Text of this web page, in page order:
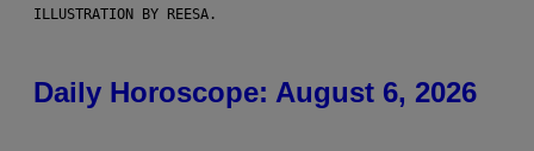
ILLUSTRATION BY REESA.
Daily Horoscope: August 6, 2026